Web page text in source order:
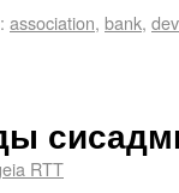
association, bank,
RTT